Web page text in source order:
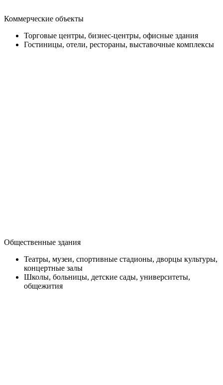
Коммерческие объекты
Торговые центры, бизнес-центры, офисные здания
Гостиницы, отели, рестораны, выставочные комплексы
Общественные здания
Театры, музеи, спортивные стадионы, дворцы культуры,
концертные залы
Школы, больницы, детские сады, университеты,
общежития